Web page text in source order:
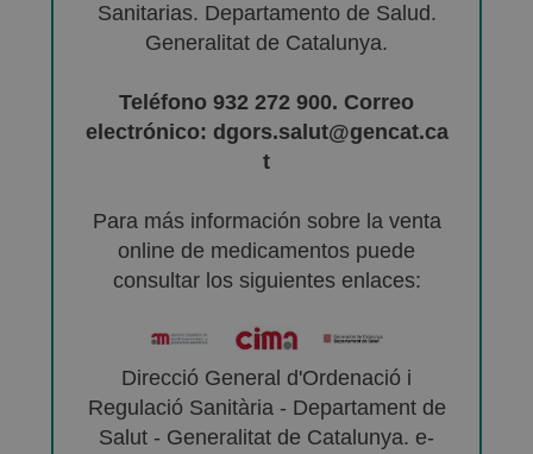
Sanitarias. Departamento de Salud.
Generalitat de Catalunya.
Teléfono 932 272 900. Correo
electrónico: dgors.salut@gencat.ca
t
Para más información sobre la venta
online de medicamentos puede
consultar los siguientes enlaces:
Direcció General d'Ordenació i
Regulació Sanitària - Departament de
Salut - Generalitat de Catalunya. e-